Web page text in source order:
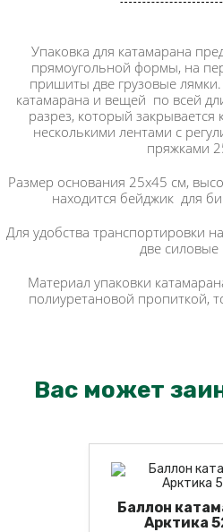
Упаковка для катамарана
прямоугольной формы, на
пришиты две грузовые
катамарана и вещей по всей
разрез, который закрывается
несколькими лентами с
пряжками
Размер основания 25х45 см,
находится бейджик для
Для удобства транспортировки
две силовые
Материал упаковки
полиуретановой пропиткой,
Вас может
Баллон
Арктика